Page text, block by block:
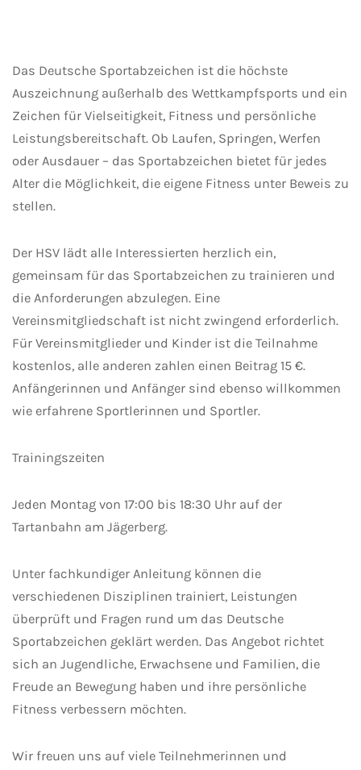
Das Deutsche Sportabzeichen ist die höchste
Auszeichnung außerhalb des Wettkampfsports und ein
Zeichen für Vielseitigkeit, Fitness und persönliche
Leistungsbereitschaft. Ob Laufen, Springen, Werfen
oder Ausdauer – das Sportabzeichen bietet für jedes
Alter die Möglichkeit, die eigene Fitness unter Beweis zu
stellen.
Der HSV lädt alle Interessierten herzlich ein,
gemeinsam für das Sportabzeichen zu trainieren und
die Anforderungen abzulegen. Eine
Vereinsmitgliedschaft ist nicht zwingend erforderlich.
Für Vereinsmitglieder und Kinder ist die Teilnahme
kostenlos, alle anderen zahlen einen Beitrag 15 €.
Anfängerinnen und Anfänger sind ebenso willkommen
wie erfahrene Sportlerinnen und Sportler.
Trainingszeiten
Jeden Montag von 17:00 bis 18:30 Uhr auf der
Tartanbahn am Jägerberg.
Unter fachkundiger Anleitung können die
verschiedenen Disziplinen trainiert, Leistungen
überprüft und Fragen rund um das Deutsche
Sportabzeichen geklärt werden. Das Angebot richtet
sich an Jugendliche, Erwachsene und Familien, die
Freude an Bewegung haben und ihre persönliche
Fitness verbessern möchten.
Wir freuen uns auf viele Teilnehmerinnen und